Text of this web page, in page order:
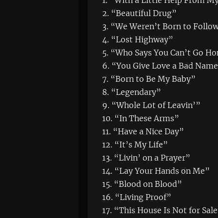
2. “Beautiful Drug”
3. “We Weren’t Born to
4. “Lost Highway”
5. “Who Says You Can’t Go
6. “You Give Love a Bad
7. “Born to Be My Baby”
8. “Legendary”
9. “Whole Lot of Leavin’”
10. “In These Arms”
11. “Have a Nice Day”
12. “It’s My Life”
13. “Livin’ on a Prayer”
14. “Lay Your Hands on Me”
15. “Blood on Blood”
16. “Living Proof”
17. “This House Is Not for